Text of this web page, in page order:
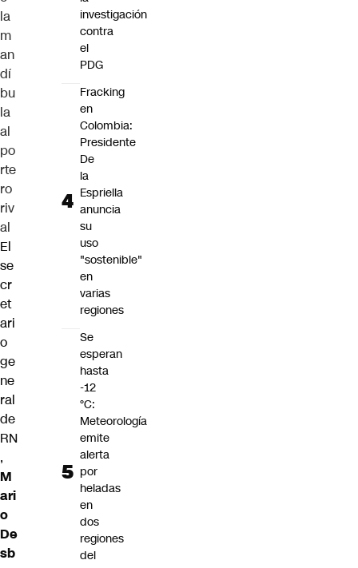
la
m
an
dí
bu
la
al
po
rte
ro
riv
al
El
se
cr
et
ari
o
ge
ne
ral
de
RN
,
M
ari
o
De
sb
investigación
contra
el
PDG
Fracking
en
Colombia:
Presidente
De
la
Espriella
anuncia
su
uso
"sostenible"
en
varias
regiones
Se
esperan
hasta
-12
°C:
Meteorología
emite
alerta
por
heladas
en
dos
regiones
del